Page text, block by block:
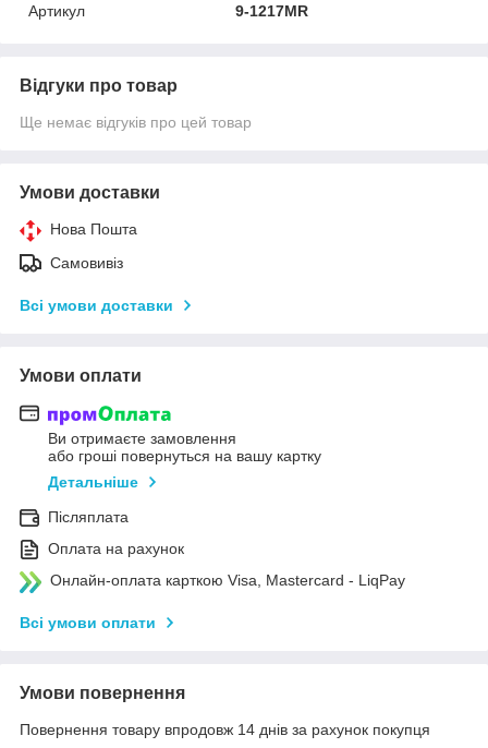
Артикул
9-1217MR
Відгуки про товар
Ще немає відгуків про цей товар
Умови доставки
Нова Пошта
Самовивіз
Всі умови доставки
Умови оплати
Ви отримаєте замовлення
або гроші повернуться на вашу картку
Детальніше
Післяплата
Оплата на рахунок
Онлайн-оплата карткою Visa, Mastercard - LiqPay
Всі умови оплати
Умови повернення
Повернення товару впродовж 14 днів за рахунок покупця